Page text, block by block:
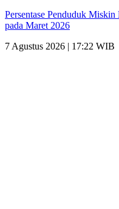
Persentase Penduduk
pada Maret 2026
7 Agustus 2026 | 17:22 WIB